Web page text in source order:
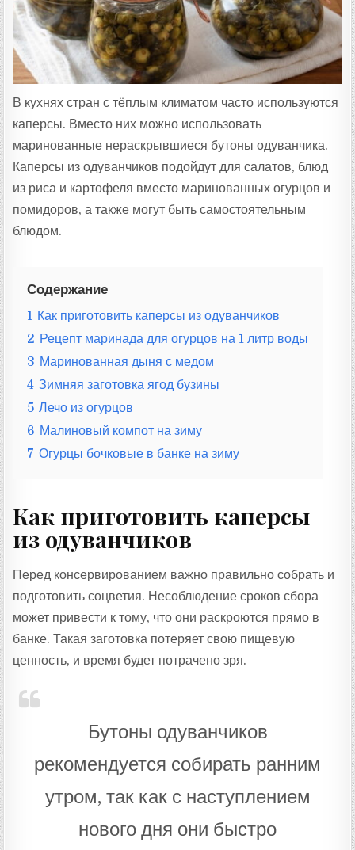
В кухнях стран с тёплым климатом часто используются
каперсы. Вместо них можно использовать
маринованные нераскрывшиеся бутоны одуванчика.
Каперсы из одуванчиков подойдут для салатов, блюд
из риса и картофеля вместо маринованных огурцов и
помидоров, а также могут быть самостоятельным
блюдом.
Содержание
1 Как приготовить каперсы из одуванчиков
2 Рецепт маринада для огурцов на 1 литр воды
3 Маринованная дыня с медом
4 Зимняя заготовка ягод бузины
5 Лечо из огурцов
6 Малиновый компот на зиму
7 Огурцы бочковые в банке на зиму
Как приготовить каперсы
из одуванчиков
Перед консервированием важно правильно собрать и
подготовить соцветия. Несоблюдение сроков сбора
может привести к тому, что они раскроются прямо в
банке. Такая заготовка потеряет свою пищевую
ценность, и время будет потрачено зря.
Бутоны одуванчиков
рекомендуется собирать ранним
утром, так как с наступлением
нового дня они быстро